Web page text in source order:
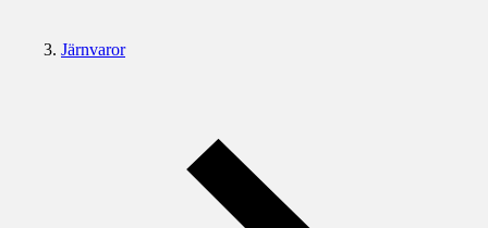
Järnvaror